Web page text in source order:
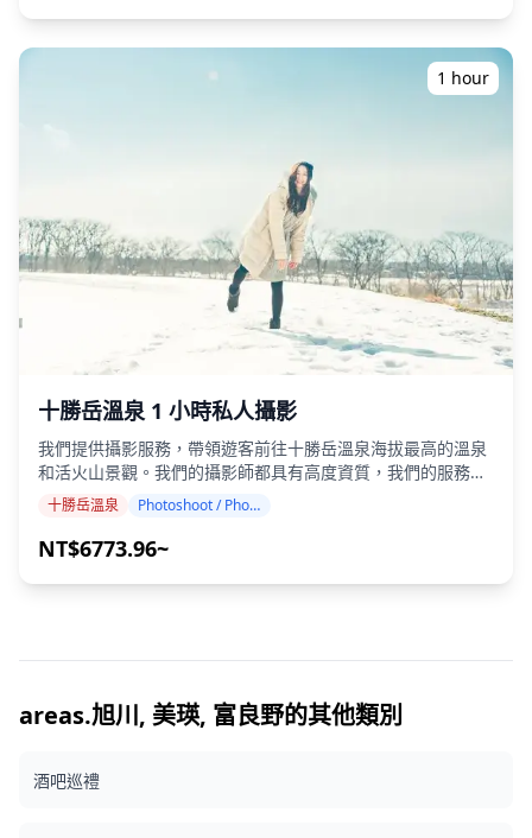
件將在一周內交付，您可以選擇您最喜歡的 10 張照片進行重
新交付。我們會進行調整以喚起戲劇性的高山氛圍，如果需
要，可以調整情緒和顏色。 讓我們通過我們的攝影服務捕捉您
天下雨，則有三個選項可供選擇：（1）重新安排日期和時
間，（2）更改地點，或（3）取消拍攝。 ![]
(https://assets.hldycdn.com/b925a59a-322a-446b-bc34-
5b3377b166b5.png)
1 hour
十勝岳溫泉 1 小時私人攝影
我們提供攝影服務，帶領遊客前往十勝岳溫泉海拔最高的溫泉
和活火山景觀。我們的攝影師都具有高度資質，我們的服務可
以配合您的旅行行程，捕捉活火山十勝岳火山口、日本最大的
公共牧場全景以及神秘的季節性「幻之橋」等自然美景。 攝影
服務可在十勝岳溫泉的任何地點進行，最多可提前 3 天預訂。
片檔案將在一周內交付，您可以選擇您最喜歡的 10 張照片進
影服務捕捉您在十勝岳溫泉的特別時刻！ ◆ 重要資訊： ・如
會減少。 ・如果在預定日期前 3 天預測拍攝地點會下雨，或者
拍攝當天意外下雨，則有三個選項可供選擇：（1）重新安排
(https://assets.hldycdn.com/284b369b-1481-46b4-810c-
十勝岳溫泉 Photoshoot / Photo tour
NT$6773.96~
areas.旭川, 美瑛, 富良野的其他類別
酒吧巡禮